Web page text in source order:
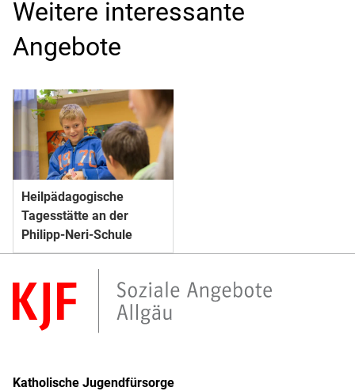
Weitere interessante
Angebote
Heilpädagogische
Tagesstätte an der
Philipp-Neri-Schule
Katholische Jugendfürsorge